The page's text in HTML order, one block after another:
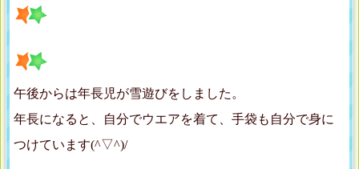
午後からは年長児が雪遊びをしました。
年長になると、自分でウエアを着て、手袋も自分で身に
つけています(^▽^)/